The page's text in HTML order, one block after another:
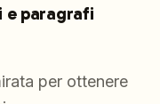
e paragrafi
per ottenere